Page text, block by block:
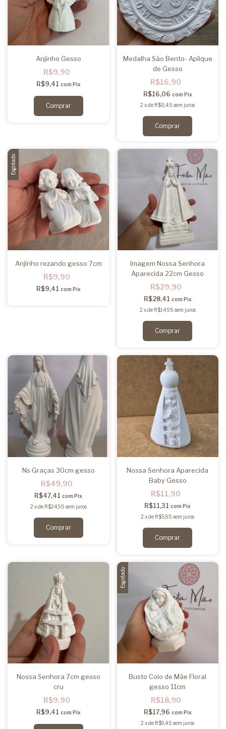
Anjinho Gesso
R$9,90
R$9,41 com Pix
Medalha São Bento- Aplique
de Gesso
R$16,90
R$16,06 com Pix
2 xde R$8,45 sem juros
Comprar
Esgotado
Anjinho rezando gesso 7cm
R$9,90
R$9,41 com Pix
Imagem Nossa Senhora
Aparecida 22cm Gesso
R$29,90
R$28,41 com Pix
2 xde R$14,95 sem juros
Ns Graças 30cm gesso
R$49,90
R$47,41com Pix
2 xde R$24,95 sem juros
Nossa Senhora Aparecida
Baby Gesso
R$11,90
R$11,31com Pix
2 xde R$5,95 sem juros
Nossa Senhora 7cm gesso
cru
R$9,90
R$9,41 com Pix
Esgotado
Busto Colo de Mãe Floral
gesso 11cm
R$18,90
R$17,96 com Pix
2 xde R$9,45 sem juros